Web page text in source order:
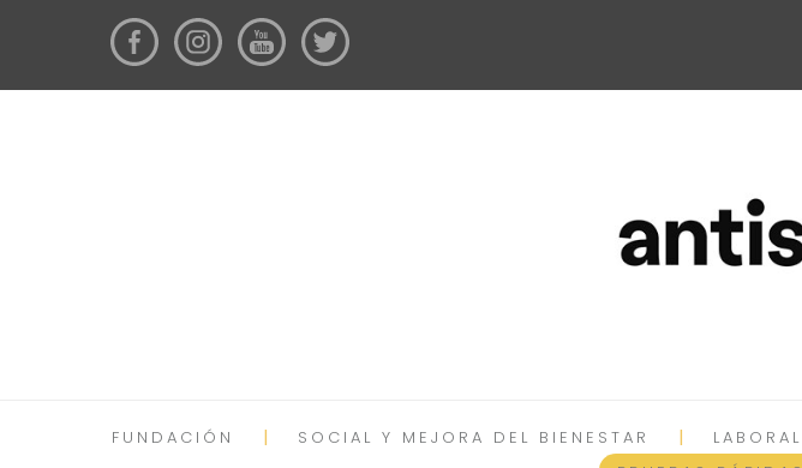
FUNDACIÓN SOCIAL Y MEJORA DEL BIENESTAR LABORAL